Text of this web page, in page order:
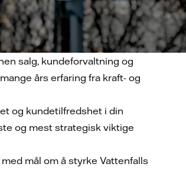
salg, kundeforvaltning og
års erfaring fra kraft- og
og kundetilfredshet i din
og mest strategisk viktige
mål om å styrke Vattenfalls